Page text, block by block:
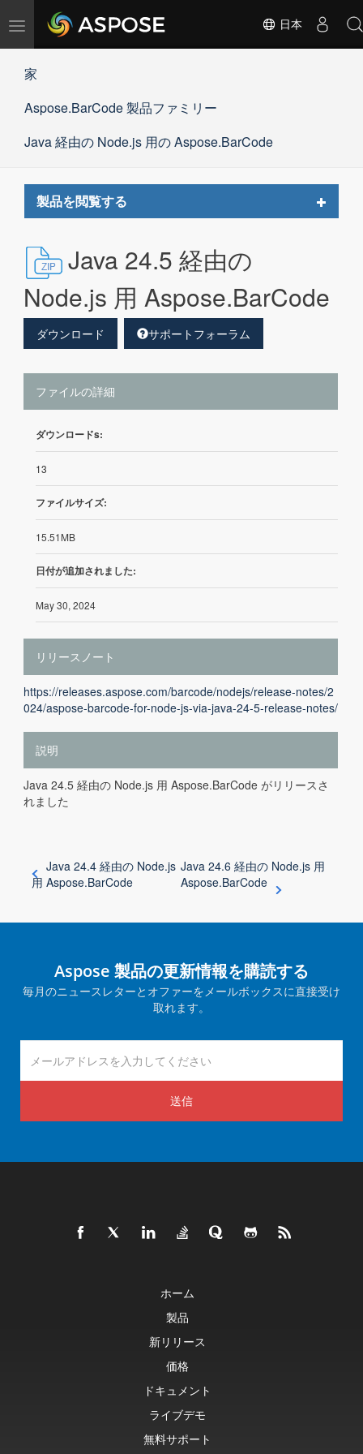
ナ
ー
ョ
日本
家
Aspose.BarCode 製品ファミリー
Java 経由の Node.js 用の Aspose.BarCode
製品を閲覧する
Toggle
Java 24.5 経由の
Node.js 用 Aspose.BarCode
ダウンロード サポートフォーラム
ファイルの詳細
ダウンロードs:
13
ファイルサイズ:
15.51MB
日付が追加されました:
May 30, 2024
リリースノート
https://releases.aspose.com/barcode/nodejs/release-notes/2
024/aspose-barcode-for-node-js-via-java-24-5-release-notes/
説明
Java 24.5 経由の Node.js 用 Aspose.BarCode がリリースさ
れました
Java 24.4 経由の Node.js
用 Aspose.BarCode
Java 24.6 経由の Node.js 用
Aspose.BarCode
Aspose 製品の更新情報を購読する
毎月のニュースレターとオファーをメールボックスに直接受け
取れます。
送信
ホーム
製品
新リリース
価格
ドキュメント
ライブデモ
無料サポート